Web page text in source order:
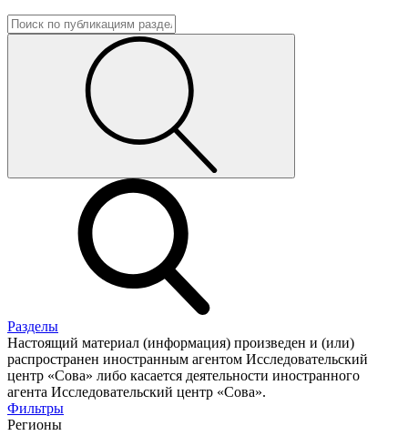
Разделы
Настоящий материал (информация) произведен и (или)
распространен иностранным агентом Исследовательский
центр «Сова» либо касается деятельности иностранного
агента Исследовательский центр «Сова».
Фильтры
Регионы